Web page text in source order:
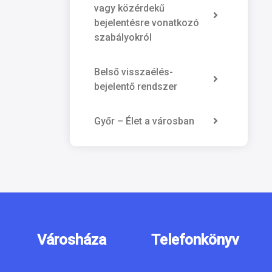
vagy közérdekű
bejelentésre vonatkozó
szabályokról
Belső visszaélés-
bejelentő rendszer
Győr – Élet a városban
Városháza Telefonkönyv